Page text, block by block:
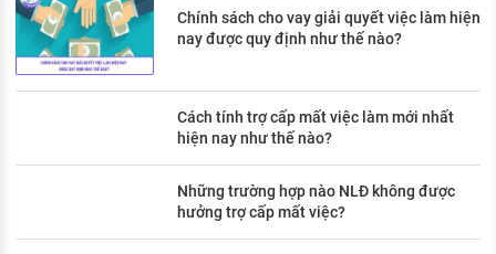
Chính sách cho vay giải quyết việc làm hiện
nay được quy định như thế nào?
Cách tính trợ cấp mất việc làm mới nhất
hiện nay như thế nào?
Những trường hợp nào NLĐ không được
hưởng trợ cấp mất việc?